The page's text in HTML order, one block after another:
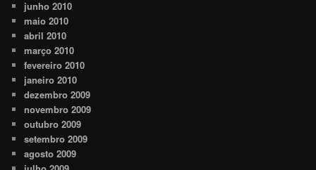
junho 2010
maio 2010
abril 2010
março 2010
fevereiro 2010
janeiro 2010
dezembro 2009
novembro 2009
outubro 2009
setembro 2009
agosto 2009